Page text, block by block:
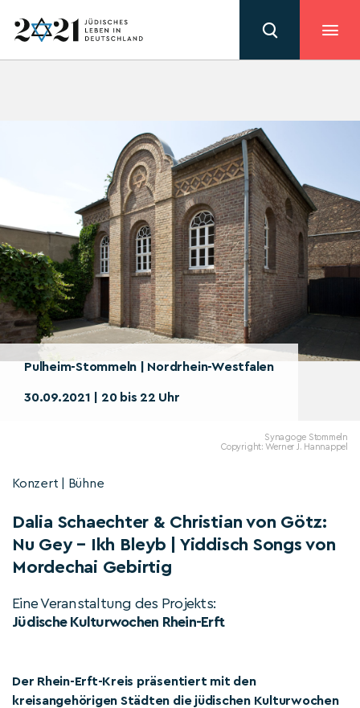
Pulheim-Stommeln | Nordrhein-Westfalen
30.09.2021 | 20 bis 22 Uhr
Synagoge Stommeln
Copyright: Werner J. Hannappel
Konzert | Bühne
Dalia Schaechter & Christian von Götz:
Nu Gey – Ikh Bleyb | Yiddisch Songs von
Mordechai Gebirtig
Eine Veranstaltung des Projekts:
Jüdische Kulturwochen Rhein-Erft
Der Rhein-Erft-Kreis präsentiert mit den
kreisangehörigen Städten die jüdischen Kulturwochen